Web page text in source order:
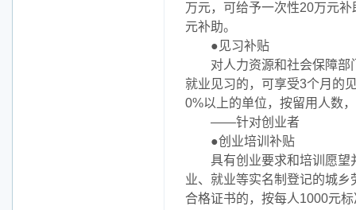
万元，可给予一次性20万元
元补助。
●见习补贴
对人力资源和社会保障部门
就业见习的，可享受3个月的
0%以上的单位，按留用人数
——针对创业者
●创业培训补贴
具有创业要求和培训愿望并
业、就业等实名制登记的城
合格证书的，按每人1000元